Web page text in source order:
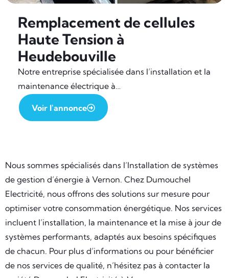
Remplacement de cellules
Haute Tension à
Heudebouville
Notre entreprise spécialisée dans l’installation et la
maintenance électrique à…
Voir l'annonce
Nous sommes spécialisés dans l’Installation de systèmes
de gestion d’énergie à Vernon. Chez Dumouchel
Electricité, nous offrons des solutions sur mesure pour
optimiser votre consommation énergétique. Nos services
incluent l’installation, la maintenance et la mise à jour de
systèmes performants, adaptés aux besoins spécifiques
de chacun. Pour plus d’informations ou pour bénéficier
de nos services de qualité, n’hésitez pas à contacter la